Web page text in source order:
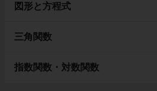
図形と方程式
三角関数
指数関数・対数関数